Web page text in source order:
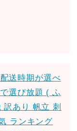
送時期が選べ
選び放題 ( ふ
訳あり 帆立 刺
ランキング